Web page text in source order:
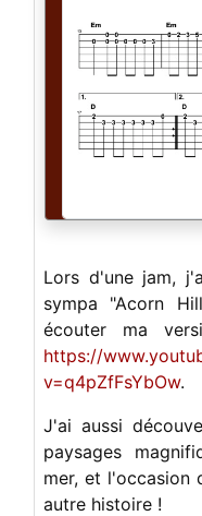
Lors d'une jam,
sympa "Acorn
écouter ma
https://
v=q4pZfFsYbOw.
J'ai aussi
paysages
mer, et l'occasion
autre histoire !